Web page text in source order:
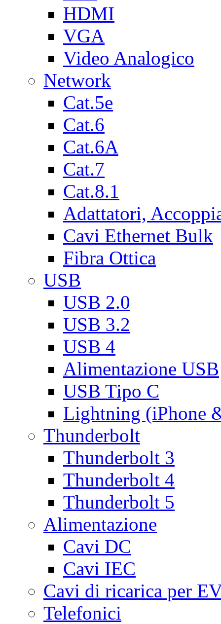
HDMI
VGA
Video Analogico
Network
Cat.5e
Cat.6
Cat.6A
Cat.7
Cat.8.1
Adattatori,
Cavi Ethernet Bulk
Fibra Ottica
USB
USB 2.0
USB 3.2
USB 4
Alimentazione USB
USB Tipo C
Lightning (iPhone
Thunderbolt
Thunderbolt 3
Thunderbolt 4
Thunderbolt 5
Alimentazione
Cavi DC
Cavi IEC
Cavi di ricarica per
Telefonici